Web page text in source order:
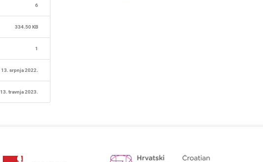
6
334.50 KB
1
13. srpnja 2022.
13. travnja 2023.